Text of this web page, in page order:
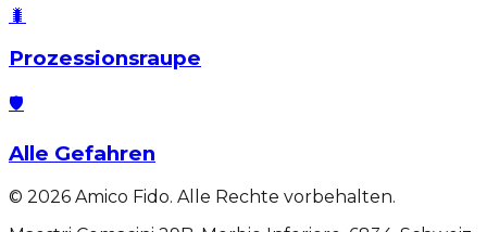
🐛
Prozessionsraupe
🛡️
Alle Gefahren
© 2026 Amico Fido. Alle Rechte vorbehalten.